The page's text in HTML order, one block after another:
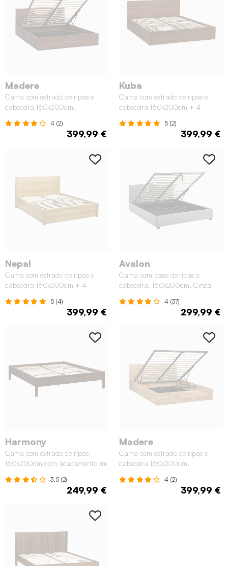
Madere
Cama com estrado de ripas e
cabeceira 160x200cm,
de nogueira
4 (2)
399,99 €
Kuba
Cama com estrado de ripas e
cabeceira 160x200cm + 4
nogueira
5 (2)
399,99 €
Nepal
Cama com estrado de ripas e
cabeceira 160x200cm + 4
5 (4)
399,99 €
Avalon
Cama com base de ripas e
cabeceira, 160x200cm, Cinza
4 (37)
299,99 €
Harmony
Cama com estrado de ripas
160x200cm com acabamento em
3.5 (2)
249,99 €
Madere
Cama com estrado de ripas e
cabeceira 160x200cm,
4 (2)
399,99 €